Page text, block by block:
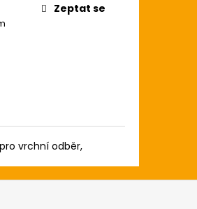
Zeptat se
vrchní odběr,